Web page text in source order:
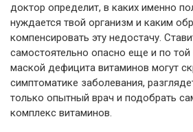
доктор определит, в каких именно
нуждается твой организм и каким
компенсировать эту недостачу.
самостоятельно опасно еще и по той
маской дефицита витаминов могут
симптоматике заболевания,
только опытный врач и подобрать
комплекс витаминов.